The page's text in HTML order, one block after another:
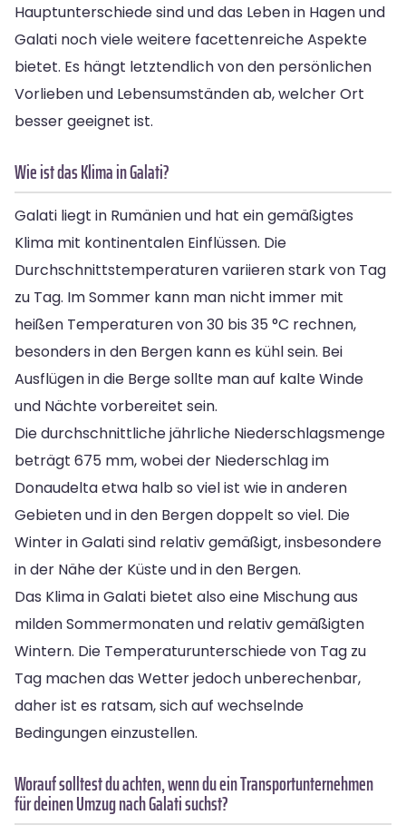
Hauptunterschiede sind und das Leben in Hagen und
Galati noch viele weitere facettenreiche Aspekte
bietet. Es hängt letztendlich von den persönlichen
Vorlieben und Lebensumständen ab, welcher Ort
besser geeignet ist.
Wie ist das Klima in Galati?
Galati liegt in Rumänien und hat ein gemäßigtes
Klima mit kontinentalen Einflüssen. Die
Durchschnittstemperaturen variieren stark von Tag
zu Tag. Im Sommer kann man nicht immer mit
heißen Temperaturen von 30 bis 35 °C rechnen,
besonders in den Bergen kann es kühl sein. Bei
Ausflügen in die Berge sollte man auf kalte Winde
und Nächte vorbereitet sein.
Die durchschnittliche jährliche Niederschlagsmenge
beträgt 675 mm, wobei der Niederschlag im
Donaudelta etwa halb so viel ist wie in anderen
Gebieten und in den Bergen doppelt so viel. Die
Winter in Galati sind relativ gemäßigt, insbesondere
in der Nähe der Küste und in den Bergen.
Das Klima in Galati bietet also eine Mischung aus
milden Sommermonaten und relativ gemäßigten
Wintern. Die Temperaturunterschiede von Tag zu
Tag machen das Wetter jedoch unberechenbar,
daher ist es ratsam, sich auf wechselnde
Bedingungen einzustellen.
Worauf solltest du achten, wenn du ein Transportunternehmen
für deinen Umzug nach Galati suchst?